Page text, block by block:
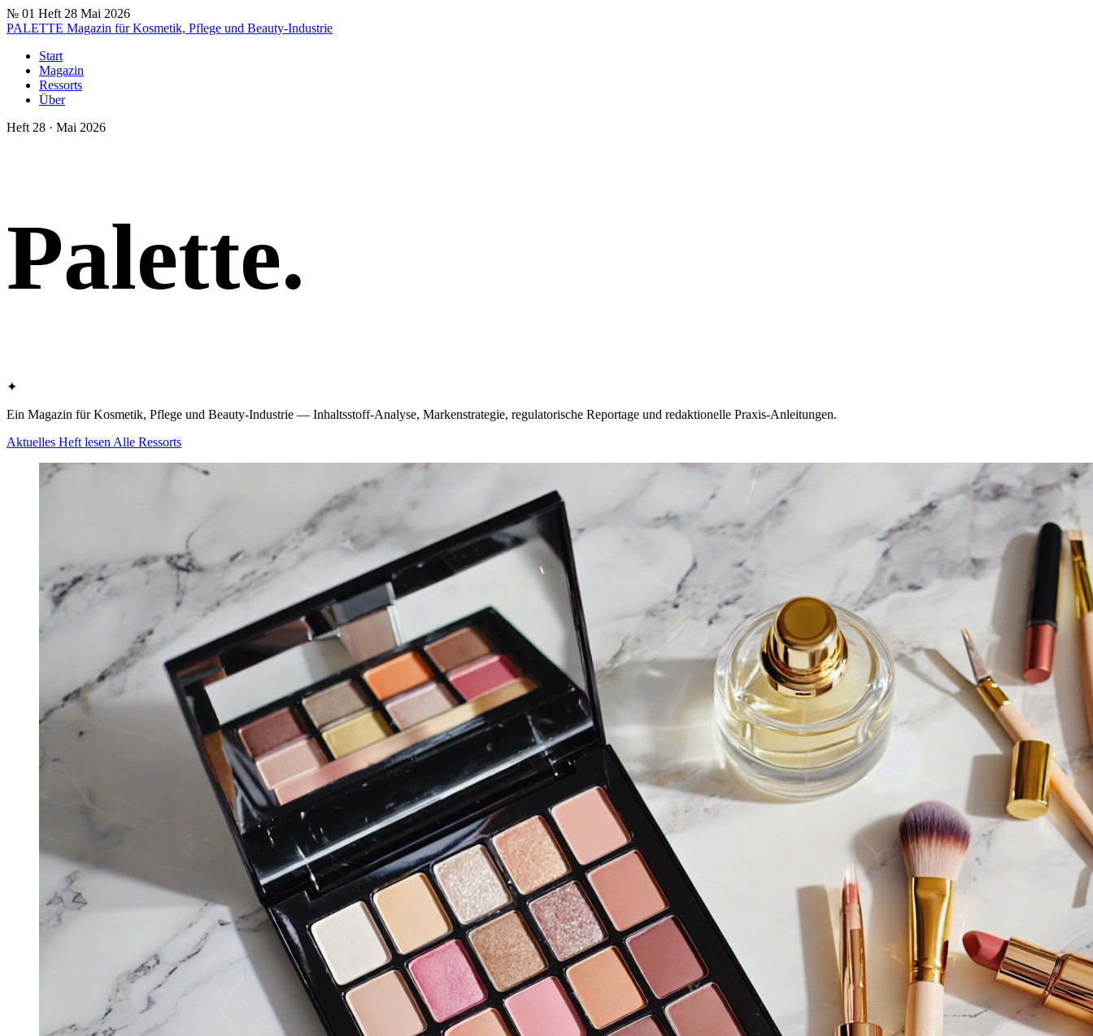
№ 01 Heft 28 Mai 2026
PALETTE Magazin für Kosmetik, Pflege und Beauty-Industrie
Start
Magazin
Ressorts
Über
Heft 28 · Mai 2026
Palette.
✦
Ein Magazin für Kosmetik, Pflege und Beauty-Industrie — Inhaltsstoff-Analyse, Markenstrategie, regulatorische Reportage und redaktionelle Praxis-Anleitungen.
Aktuelles Heft lesen Alle Ressorts